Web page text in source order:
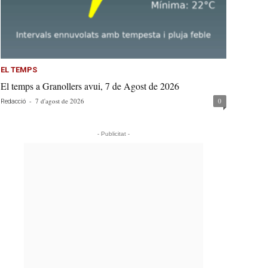
EL TEMPS
El temps a Granollers avui, 7 de Agost de 2026
Redacció - 7 d'agost de 2026 0
- Publicitat -